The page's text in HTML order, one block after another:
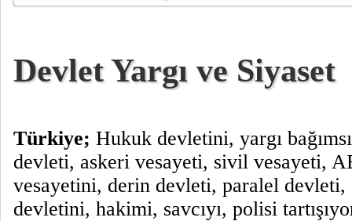
Devlet Yargı ve Siyaset
Türkiye; Hukuk devletini, yargı
devleti, askeri vesayeti, sivil vesayeti,
vesayetini, derin devleti, paralel
devletini, hakimi, savcıyı, polisi